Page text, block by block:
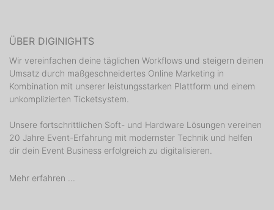
Wegotaname 18.50 – 19.40 Uhr
Mooderlabbe 20.00 – 21.30 Uhr
Teddy & the slags 21.50 – 23.00 Uhr
Dohlemer Boube 23.20 – 01.00 Uhr
Samstag 19.07. Oldtimerbühne
Pit Grün 12.00 – 14.00 Uhr
ÜBER DIGINIGHTS
Wir vereinfachen deine täglichen Workflows und steigern deinen
Umsatz durch maßgeschneidertes Online Marketing in
Kombination mit unserer leistungsstarken Plattform und einem
unkomplizierten Ticketsystem.
Unsere fortschrittlichen Soft- und Hardware Lösungen vereinen
20 Jahre Event-Erfahrung mit modernster Technik und helfen
dir dein Event Business erfolgreich zu digitalisieren.
Mehr erfahren ...